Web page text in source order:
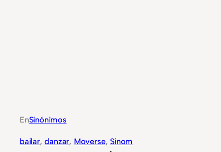
EnSinónimos
bailar, danzar, Moverse, Sinom